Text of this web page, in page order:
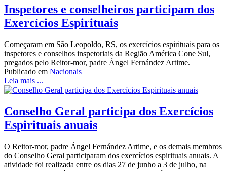
Inspetores e conselheiros participam dos
Exercícios Espirituais
Começaram em São Leopoldo, RS, os exercícios espirituais para os
inspetores e conselhos inspetoriais da Região América Cone Sul,
pregados pelo Reitor-mor, padre Ángel Fernández Artime.
Publicado em Nacionais
Leia mais ...
Conselho Geral participa dos Exercícios
Espirituais anuais
O Reitor-mor, padre Ángel Fernández Artime, e os demais membros
do Conselho Geral participaram dos exercícios espirituais anuais. A
atividade foi realizada entre os dias 27 de junho a 3 de julho, na